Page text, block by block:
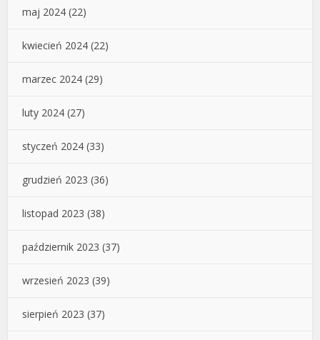
maj 2024 (22)
kwiecień 2024 (22)
marzec 2024 (29)
luty 2024 (27)
styczeń 2024 (33)
grudzień 2023 (36)
listopad 2023 (38)
październik 2023 (37)
wrzesień 2023 (39)
sierpień 2023 (37)